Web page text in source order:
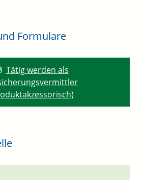
Formulare
Tätig werden als